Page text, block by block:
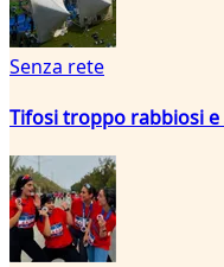
Senza rete
Tifosi troppo rabbiosi